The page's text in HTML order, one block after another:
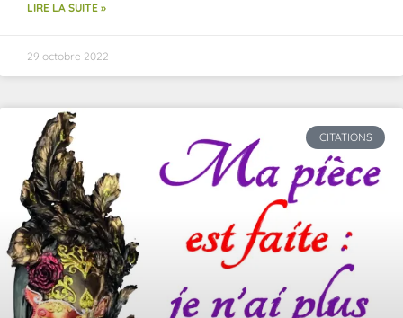
LIRE LA SUITE »
29 octobre 2022
CITATIONS